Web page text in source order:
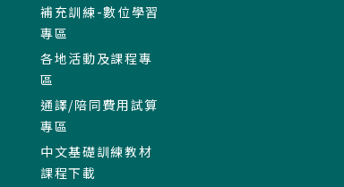
補充訓練-數位學習
專區
各地活動及課程專
區
通譯/陪同費用試算
專區
中文基礎訓練教材
課程下載